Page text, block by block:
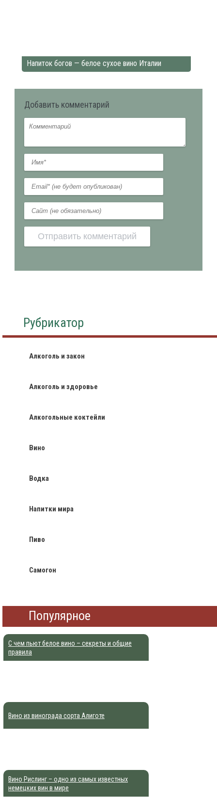
Напиток богов — белое сухое вино Италии
Добавить комментарий
Рубрикатор
Алкоголь и закон
Алкоголь и здоровье
Алкогольные коктейли
Вино
Водка
Напитки мира
Пиво
Самогон
Популярное
С чем пьют белое вино – секреты и общие
правила
Вино из винограда сорта Алиготе
Вино Рислинг – одно из самых известных
немецких вин в мире